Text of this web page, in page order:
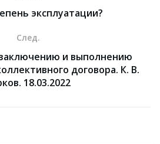
эксплуатации?
След.
и выполнению
договора. К. В.
18.03.2022